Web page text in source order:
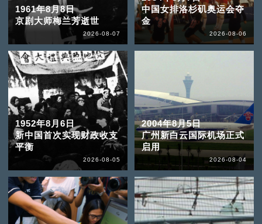
1961年8月8日
京剧大师梅兰芳逝世
2026-08-07
中国女排洛杉矶奥运会夺
金
2026-08-06
1952年8月6日
新中国首次实现财政收支
平衡
2026-08-05
2004年8月5日
广州新白云国际机场正式
启用
2026-08-04